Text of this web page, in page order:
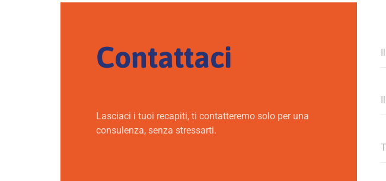
Contattaci
Lasciaci i tuoi recapiti, ti contatteremo solo per una
consulenza, senza stressarti.